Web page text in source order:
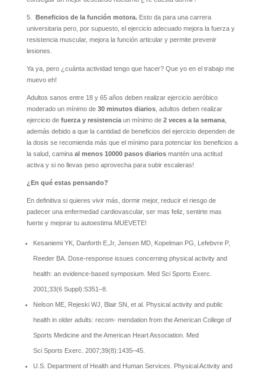
5. Beneficios de la función motora.Esto da para una carrera
universitaria pero, por supuesto, el ejercicio adecuado mejora la fuerza y
resistencia muscular, mejora la función articular y permite prevenir
lesiones.
Ya ya, pero ¿cuánta actividad tengo que hacer? Que yo en el trabajo me
muevo eh!
Adultos sanos entre 18 y 65 años deben realizar ejercicio aeróbico
moderado un mínimo de 30 minutos diarios, adultos deben realizar
ejercicio de fuerza y resistenciaun mínimo de 2 veces a la semana,
además debido a que la cantidad de beneficios del ejercicio dependen de
la dosis se recomienda más que el mínimo para potenciar los beneficios a
la salud, camina al menos 10000 pasos diarios mantén una actitud
activa y si no llevas peso aprovecha para subir escaleras!
¿En qué estas pensando?
En definitiva si quieres vivir más, dormir mejor, reducir el riesgo de
padecer una enfermedad cardiovascular, ser mas feliz, sentirte mas
fuerte y mejorar tu autoestima MUEVETE!
Kesaniemi YK, Danforth E,Jr, Jensen MD, Kopelman PG, Lefebvre P,
Reeder BA. Dose-response issues concerning physical activity and
health: an evidence-based symposium. Med Sci Sports Exerc.
2001;33(6 Suppl):S351–8.
Nelson ME, Rejeski WJ, Blair SN, et al. Physical activity and public
health in older adults: recom- mendation from the American College of
Sports Medicine and the American Heart Association. Med
Sci Sports Exerc. 2007;39(8):1435–45.
U.S. Department of Health and Human Services. Physical Activity and